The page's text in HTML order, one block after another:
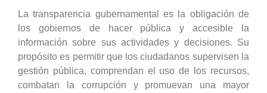
La transparencia gubernamental es la obligación de
los gobiernos de hacer pública y accesible la
información sobre sus actividades y decisiones. Su
propósito es permitir que los ciudadanos supervisen la
gestión pública, comprendan el uso de los recursos,
combatan la corrupción y promuevan una mayor